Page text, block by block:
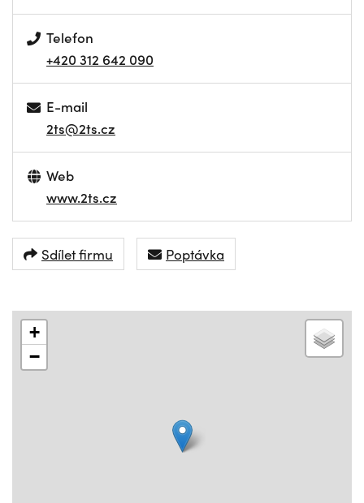
Telefon
+420 312 642 090
E-mail
2ts@2ts.cz
Web
www.2ts.cz
Sdílet firmu Poptávka
+
−